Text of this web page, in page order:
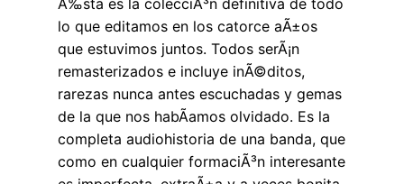
Ã‰sta es la colecciÃ³n definitiva de todo
lo que editamos en los catorce aÃ±os
que estuvimos juntos. Todos serÃ¡n
remasterizados e incluye inÃ©ditos,
rarezas nunca antes escuchadas y gemas
de la que nos habÃ­amos olvidado. Es la
completa audiohistoria de una banda, que
como en cualquier formaciÃ³n interesante